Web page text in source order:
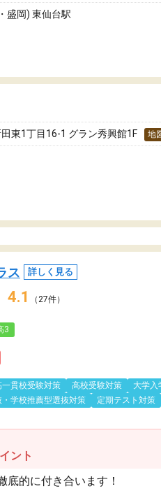
盛岡) 東仙台駅
東1丁目16-1 グラン秀興館1F 地
ス 詳しく見る
4.1 （27件）
3
一貫校受験対策 高校受験対策 大学入
学校推薦型選抜対策 定期テスト対策
ント
底的に付き合います！